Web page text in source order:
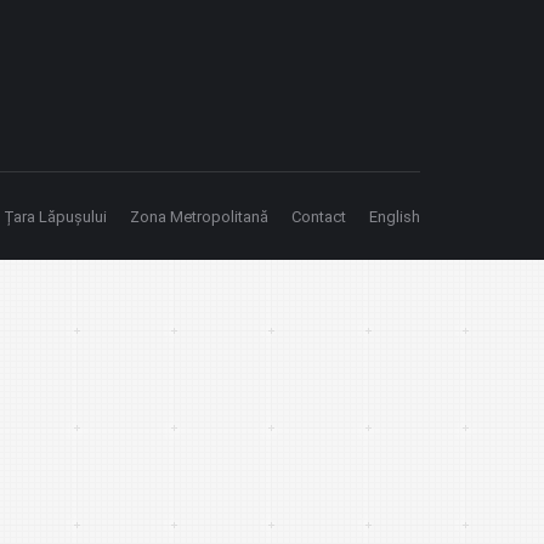
Țara Lăpușului Zona Metropolitană Contact English